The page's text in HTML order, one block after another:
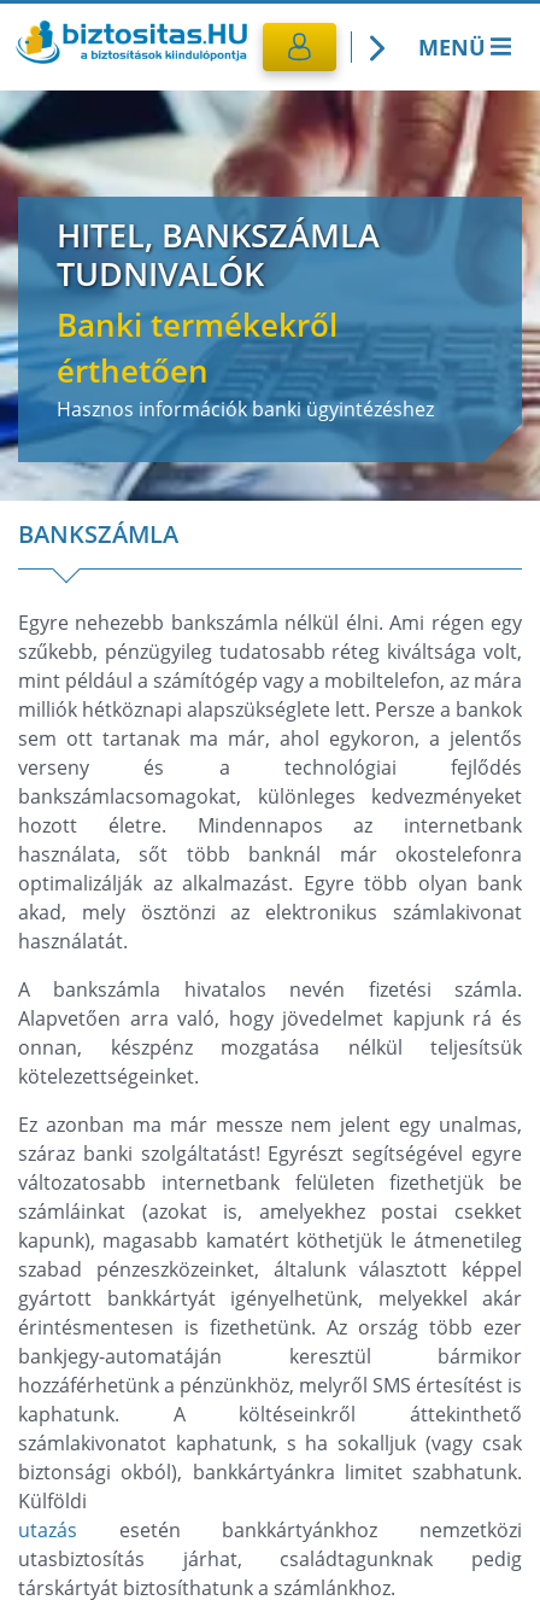
MENÜ
Kötelező biztosítás
Utasbiztosítás
CASCO Biztosítás
Lakásbiztosítás
Banki termékek
HITEL, BANKSZÁMLA
TUDNIVALÓK
Banki termékekről
érthetően
Hasznos információk banki ügyintézéshez
BANKSZÁMLA
Egyre nehezebb bankszámla nélkül élni. Ami régen egy
szűkebb, pénzügyileg tudatosabb réteg kiváltsága volt,
mint például a számítógép vagy a mobiltelefon, az mára
milliók hétköznapi alapszükséglete lett. Persze a bankok
sem ott tartanak ma már, ahol egykoron, a jelentős
verseny és a technológiai fejlődés
bankszámlacsomagokat, különleges kedvezményeket
hozott életre. Mindennapos az internetbank
használata, sőt több banknál már okostelefonra
optimalizálják az alkalmazást. Egyre több olyan bank
akad, mely ösztönzi az elektronikus számlakivonat
használatát.
A bankszámla hivatalos nevén fizetési számla.
Alapvetően arra való, hogy jövedelmet kapjunk rá és
onnan, készpénz mozgatása nélkül teljesítsük
kötelezettségeinket.
Ez azonban ma már messze nem jelent egy unalmas,
száraz banki szolgáltatást! Egyrészt segítségével egyre
változatosabb internetbank felületen fizethetjük be
számláinkat (azokat is, amelyekhez postai csekket
kapunk), magasabb kamatért köthetjük le átmenetileg
szabad pénzeszközeinket, általunk választott képpel
gyártott bankkártyát igényelhetünk, melyekkel akár
érintésmentesen is fizethetünk. Az ország több ezer
bankjegy-automatáján keresztül bármikor
hozzáférhetünk a pénzünkhöz, melyről SMS értesítést is
kaphatunk. A költéseinkről áttekinthető
számlakivonatot kaphatunk, s ha sokalljuk (vagy csak
biztonsági okból), bankkártyánkra limitet szabhatunk.
Külföldi
utazás esetén bankkártyánkhoz nemzetközi
utasbiztosítás járhat, családtagunknak pedig
társkártyát biztosíthatunk a számlánkhoz.